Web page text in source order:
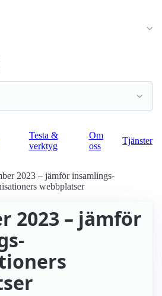
Testa &
verktyg
Om
oss
Tjänster
2023 – jämför insamlings­
webbplatser
2023 – jämför